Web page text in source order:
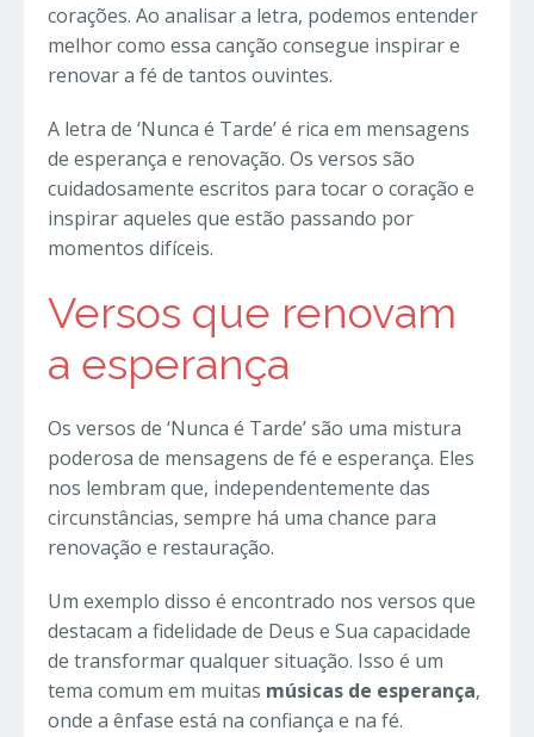
corações. Ao analisar a letra, podemos entender
melhor como essa canção consegue inspirar e
renovar a fé de tantos ouvintes.
A letra de ‘Nunca é Tarde’ é rica em mensagens
de esperança e renovação. Os versos são
cuidadosamente escritos para tocar o coração e
inspirar aqueles que estão passando por
momentos difíceis.
Versos que renovam
a esperança
Os versos de ‘Nunca é Tarde’ são uma mistura
poderosa de mensagens de fé e esperança. Eles
nos lembram que, independentemente das
circunstâncias, sempre há uma chance para
renovação e restauração.
Um exemplo disso é encontrado nos versos que
destacam a fidelidade de Deus e Sua capacidade
de transformar qualquer situação. Isso é um
tema comum em muitas músicas de esperança,
onde a ênfase está na confiança e na fé.